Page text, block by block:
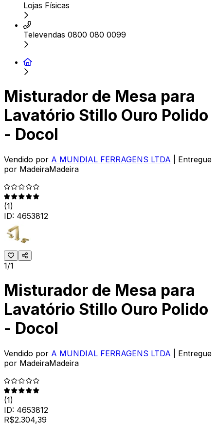
Lojas Físicas
Televendas 0800 080 0099
Misturador de Mesa para
Lavatório Stillo Ouro Polido
- Docol
Vendido por A MUNDIAL FERRAGENS LTDA
| Entregue
por MadeiraMadeira
(1)
ID: 4653812
1/1
Misturador de Mesa para
Lavatório Stillo Ouro Polido
- Docol
Vendido por A MUNDIAL FERRAGENS LTDA
| Entregue
por MadeiraMadeira
(1)
ID: 4653812
R$2.304,39